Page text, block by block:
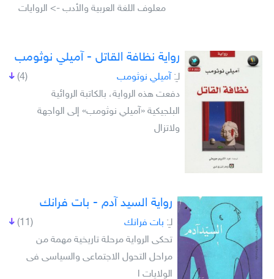
معلوف اللغة العربية والأدب -> الروايات
رواية نظافة القاتل - آميلي نوثومب
(4) لـِ: آميلي نوثومب
دفعت هذه الرواية، بالكاتبة الروائية
البلجيكية «آميلي نوثومب» إلى الواجهة
ولاتزال
رواية السيد آدم - بات فرانك
(11) لـِ: بات فرانك
تحكى الرواية مرحلة تاريخية مهمة من
مراحل التحول الاجتماعى والسياسى فى
الولايات ا